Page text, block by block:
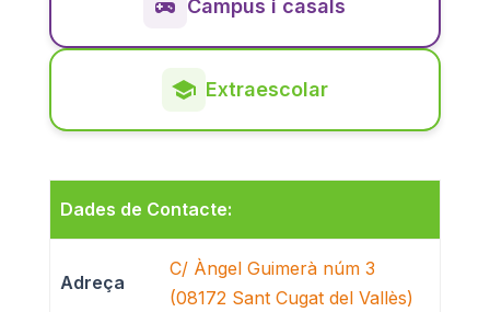
Campus i casals
Extraescolar
Dades de Contacte:
Adreça
C/ Àngel Guimerà núm 3
(08172 Sant Cugat del Vallès)